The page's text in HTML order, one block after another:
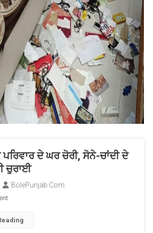
ਦੇ ਘਰ ਚੋਰੀ, ਸੋਨੇ-ਚਾਂਦੀ ਦੇ
ਚੁਰਾਈ
BolePunjab.com
On
‘ਚ